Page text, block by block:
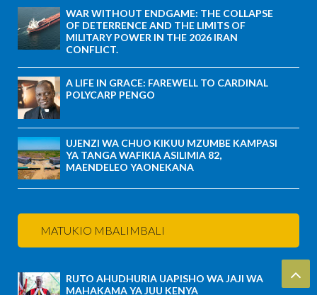
WAR WITHOUT ENDGAME: THE COLLAPSE
OF DETERRENCE AND THE LIMITS OF
MILITARY POWER IN THE 2026 IRAN
CONFLICT.
A LIFE IN GRACE: FAREWELL TO CARDINAL
POLYCARP PENGO
UJENZI WA CHUO KIKUU MZUMBE KAMPASI
YA TANGA WAFIKIA ASILIMIA 82,
MAENDELEO YAONEKANA
MATUKIO MBALIMBALI
RUTO AHUDHURIA UAPISHO WA JAJI WA
MAHAKAMA YA JUU KENYA